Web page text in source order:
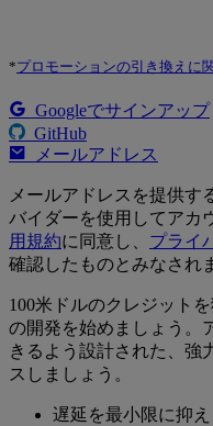
*プロモーションの引き換えに
Googleでサインアップ
GitHub
メールアドレス
メールアドレスを提供す
バイダーを使用してアカ
用規約に同意し、 プライ
確認したものとみなされ
100米ドルのクレジット
の開発を始めましょう。
きるよう設計された、強
スしましょう。
遅延を最小限に抑